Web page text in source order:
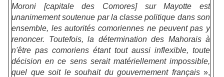
Moroni [capitale des Comores] sur Mayotte est
unanimement soutenue par la classe politique dans son
ensemble, les autorités comoriennes ne peuvent pas y
renoncer. Toutefois, la détermination des Mahorais à
n'être pas comoriens étant tout aussi inflexible, toute
décision en ce sens serait matériellement impossible,
quel que soit le souhait du gouvernement français»,